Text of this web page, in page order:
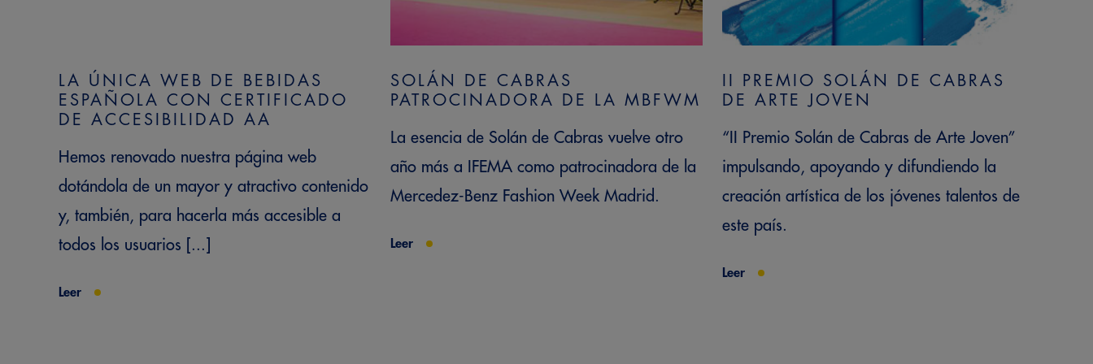
LA ÚNICA WEB DE BEBIDAS
ESPAÑOLA CON CERTIFICADO
DE ACCESIBILIDAD AA
Hemos renovado nuestra página web
dotándola de un mayor y atractivo contenido
y, también, para hacerla más accesible a
todos los usuarios [...]
Leer
SOLÁN DE CABRAS
PATROCINADORA DE LA MBFWM
La esencia de Solán de Cabras vuelve otro
año más a IFEMA como patrocinadora de la
Mercedez-Benz Fashion Week Madrid.
Leer
II PREMIO SOLÁN DE CABRAS
DE ARTE JOVEN
“II Premio Solán de Cabras de Arte Joven”
impulsando, apoyando y difundiendo la
creación artística de los jóvenes talentos de
este país.
Leer